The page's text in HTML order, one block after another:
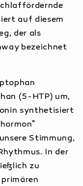
für maximale
beachten
und
zur L-
auf diesem
der als
bezeichnet
(5-HTP) um,
synthetisiert
Stimmung,
In der
zu